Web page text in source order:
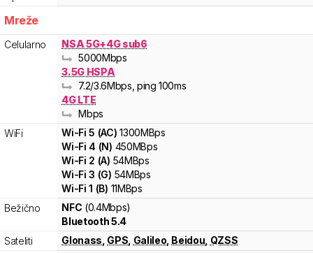
Mreže
Celularno
NSA 5G+4G sub6
5000Mbps
3.5G HSPA
7.2/3.6Mbps , ping 100ms
4G LTE
Mbps
WiFi
Wi-Fi5 (AC) 1300MBps
Wi-Fi 4 (N) 450MBps
Wi-Fi 2 (A) 54MBps
Wi-Fi3 (G) 54MBps
Wi-Fi1 (B) 11MBps
Bežično
NFC (0.4Mbps)
Bluetooth 5.4
Sateliti
Glonass GPS Galileo Beidou QZSS